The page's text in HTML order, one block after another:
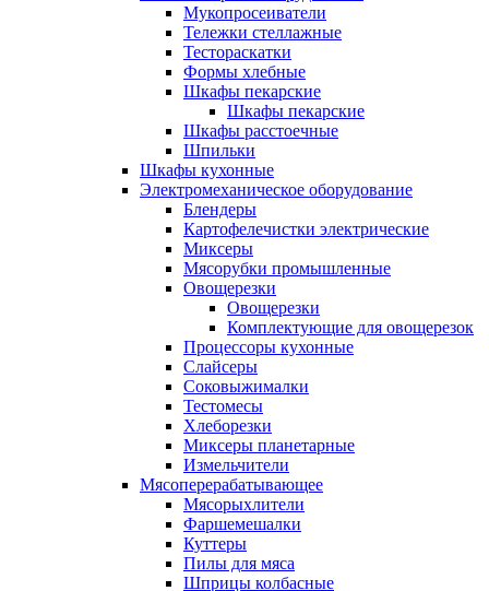
Мукопросеиватели
Тележки стеллажные
Тестораскатки
Формы хлебные
Шкафы пекарские
Шкафы пекарские
Шкафы расстоечные
Шпильки
Шкафы кухонные
Электромеханическое оборудование
Блендеры
Картофелечистки электрические
Миксеры
Мясорубки промышленные
Овощерезки
Овощерезки
Комплектующие для овощерезок
Процессоры кухонные
Слайсеры
Соковыжималки
Тестомесы
Хлеборезки
Миксеры планетарные
Измельчители
Мясоперерабатывающее
Мясорыхлители
Фаршемешалки
Куттеры
Пилы для мяса
Шприцы колбасные